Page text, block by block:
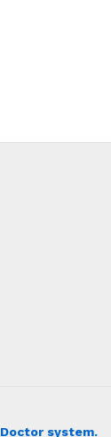
Doctor system.